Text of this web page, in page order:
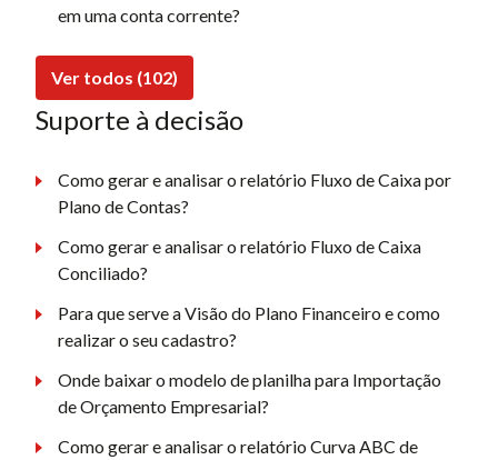
em uma conta corrente?
Ver todos (102)
Suporte à decisão
Como gerar e analisar o relatório Fluxo de Caixa por
Plano de Contas?
Como gerar e analisar o relatório Fluxo de Caixa
Conciliado?
Para que serve a Visão do Plano Financeiro e como
realizar o seu cadastro?
Onde baixar o modelo de planilha para Importação
de Orçamento Empresarial?
Como gerar e analisar o relatório Curva ABC de